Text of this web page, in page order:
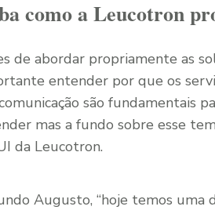
como a Leucotron
de abordar propriamente as
entender por que os
são fundamentais
mas a fundo sobre esse
da Leucotron.
Augusto, “hoje temos uma